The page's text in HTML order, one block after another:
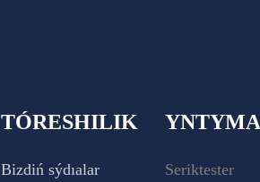
TÓRESHILIK
Bizdiń sýdıalar
Seriktester